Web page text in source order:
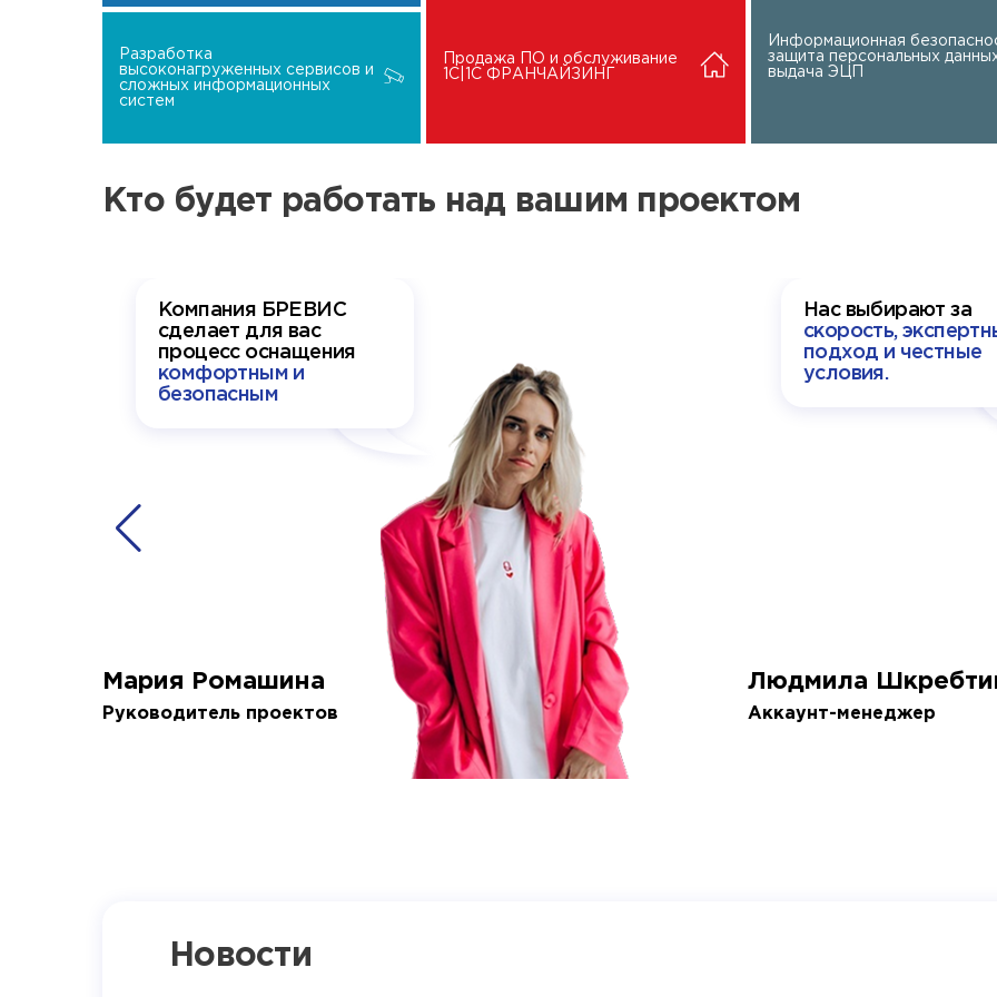
Разработка
высоконагруженных сервисов и
сложных информационных
систем
Продажа ПО и обслуживание
1C|1C ФРАНЧАЙЗИНГ
Информационная
защита персональных
выдача ЭЦП
Кто будет работать над вашим проектом
Компания БРЕВИС
сделает для вас
процесс оснащения
комфортным и
безопасным
Мария Ромашина
Руководитель проектов
Нас выбирают за
скорость,
подход и честные
условия.
Людмила
Аккаунт-менеджер
Новости